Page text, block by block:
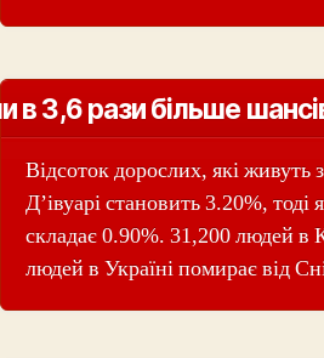
в 3,6 рази більше
Відсоток дорослих, які живуть
Д’івуарі становить 3.20%, тоді
складає 0.90%. 31,200 людей в
людей в Україні помирає від